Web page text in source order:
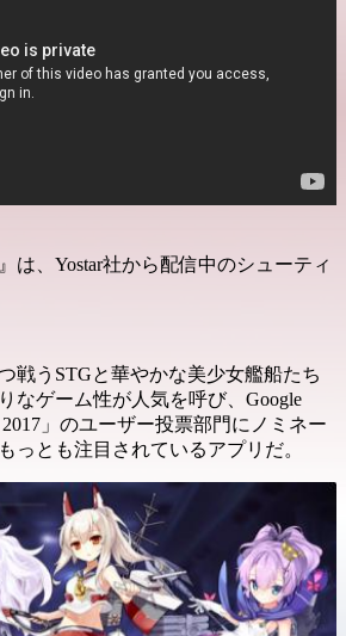
は、 Yostar社から配信中のシューティ
戦う STGと華やかな美少女艦船たち
なゲーム性が人気を呼び、 Google
」 のユーザー投票部門にノミネー
っとも注目されているアプリだ。